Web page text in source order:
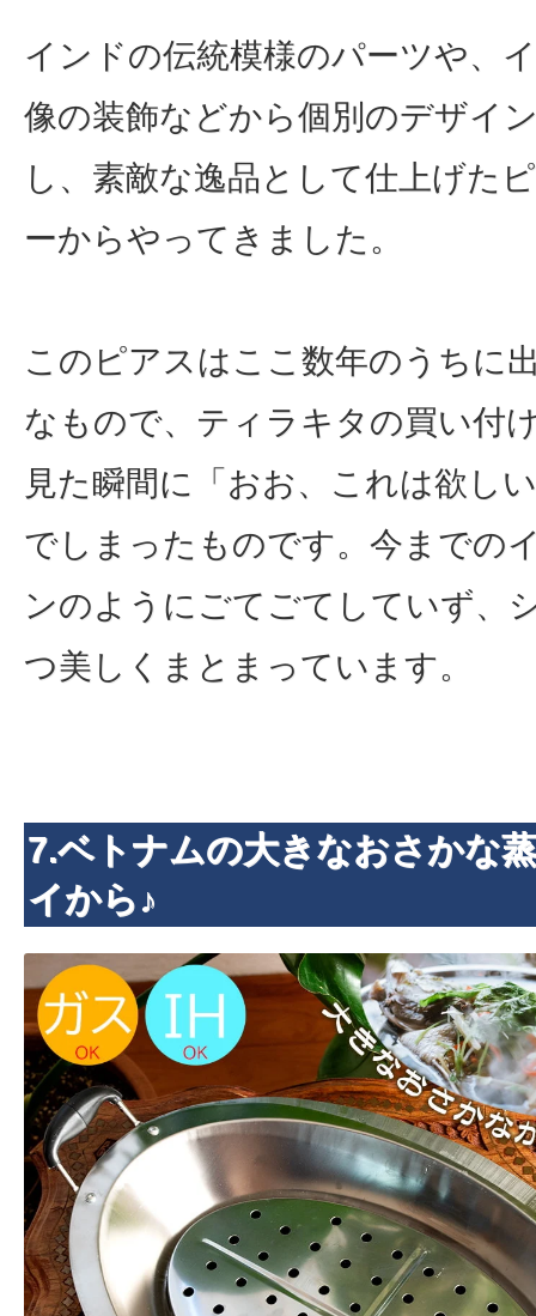
インドの伝統模様のパーツや、
像の装飾などから個別のデザイ
し、素敵な逸品として仕上げた
ーからやってきました。
このピアスはここ数年のうちに
なもので、ティラキタの買い付
見た瞬間に「おお、これは欲し
でしまったものです。今までの
ンのようにごてごてしていず、
つ美しくまとまっています。
7.ベトナムの大きなおさかな
イから♪